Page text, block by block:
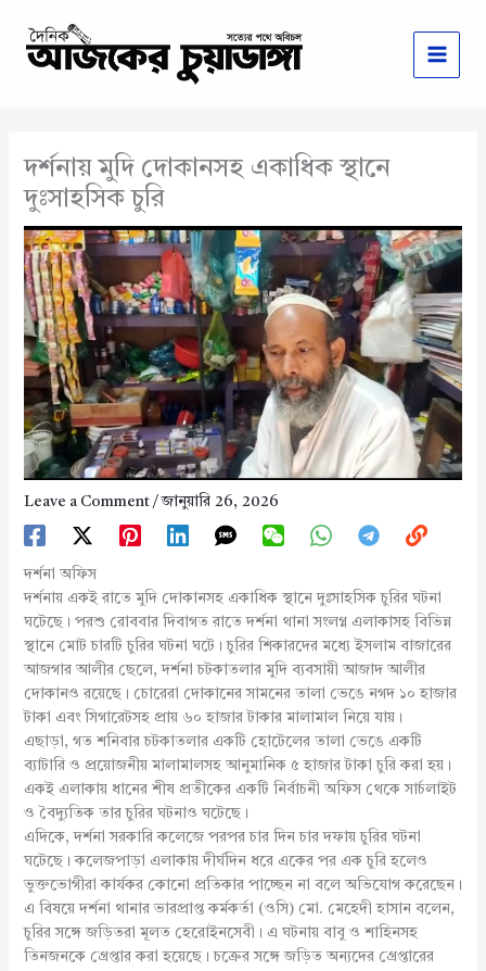
content
দর্শনায় মুদি দোকানসহ একাধিক স্থানে
দুঃসাহসিক চুরি
Leave a Comment /জানুয়ারি 26, 2026
দর্শনা অফিস
দর্শনায় একই রাতে মুদি দোকানসহ একাধিক স্থানে দুঃসাহসিক চুরির ঘটনা
ঘটেছে। পরশু রোববার দিবাগত রাতে দর্শনা থানা সংলগ্ন এলাকাসহ বিভিন্ন
স্থানে মোট চারটি চুরির ঘটনা ঘটে। চুরির শিকারদের মধ্যে ইসলাম বাজারের
আজগার আলীর ছেলে, দর্শনা চটকাতলার মুদি ব্যবসায়ী আজাদ আলীর
দোকানও রয়েছে। চোরেরা দোকানের সামনের তালা ভেঙে নগদ ১০ হাজার
টাকা এবং সিগারেটসহ প্রায় ৬০ হাজার টাকার মালামাল নিয়ে যায়।
এছাড়া, গত শনিবার চটকাতলার একটি হোটেলের তালা ভেঙে একটি
ব্যাটারি ও প্রয়োজনীয় মালামালসহ আনুমানিক ৫ হাজার টাকা চুরি করা হয়।
একই এলাকায় ধানের শীষ প্রতীকের একটি নির্বাচনী অফিস থেকে সার্চলাইট
ও বৈদ্যুতিক তার চুরির ঘটনাও ঘটেছে।
এদিকে, দর্শনা সরকারি কলেজে পরপর চার দিন চার দফায় চুরির ঘটনা
ঘটেছে। কলেজপাড়া এলাকায় দীর্ঘদিন ধরে একের পর এক চুরি হলেও
ভুক্তভোগীরা কার্যকর কোনো প্রতিকার পাচ্ছেন না বলে অভিযোগ করেছেন।
এ বিষয়ে দর্শনা থানার ভারপ্রাপ্ত কর্মকর্তা (ওসি) মো. মেহেদী হাসান বলেন,
চুরির সঙ্গে জড়িতরা মূলত হেরোইনসেবী। এ ঘটনায় বাবু ও শাহিনসহ
তিনজনকে গ্রেপ্তার করা হয়েছে। চক্রের সঙ্গে জড়িত অন্যদের গ্রেপ্তারের